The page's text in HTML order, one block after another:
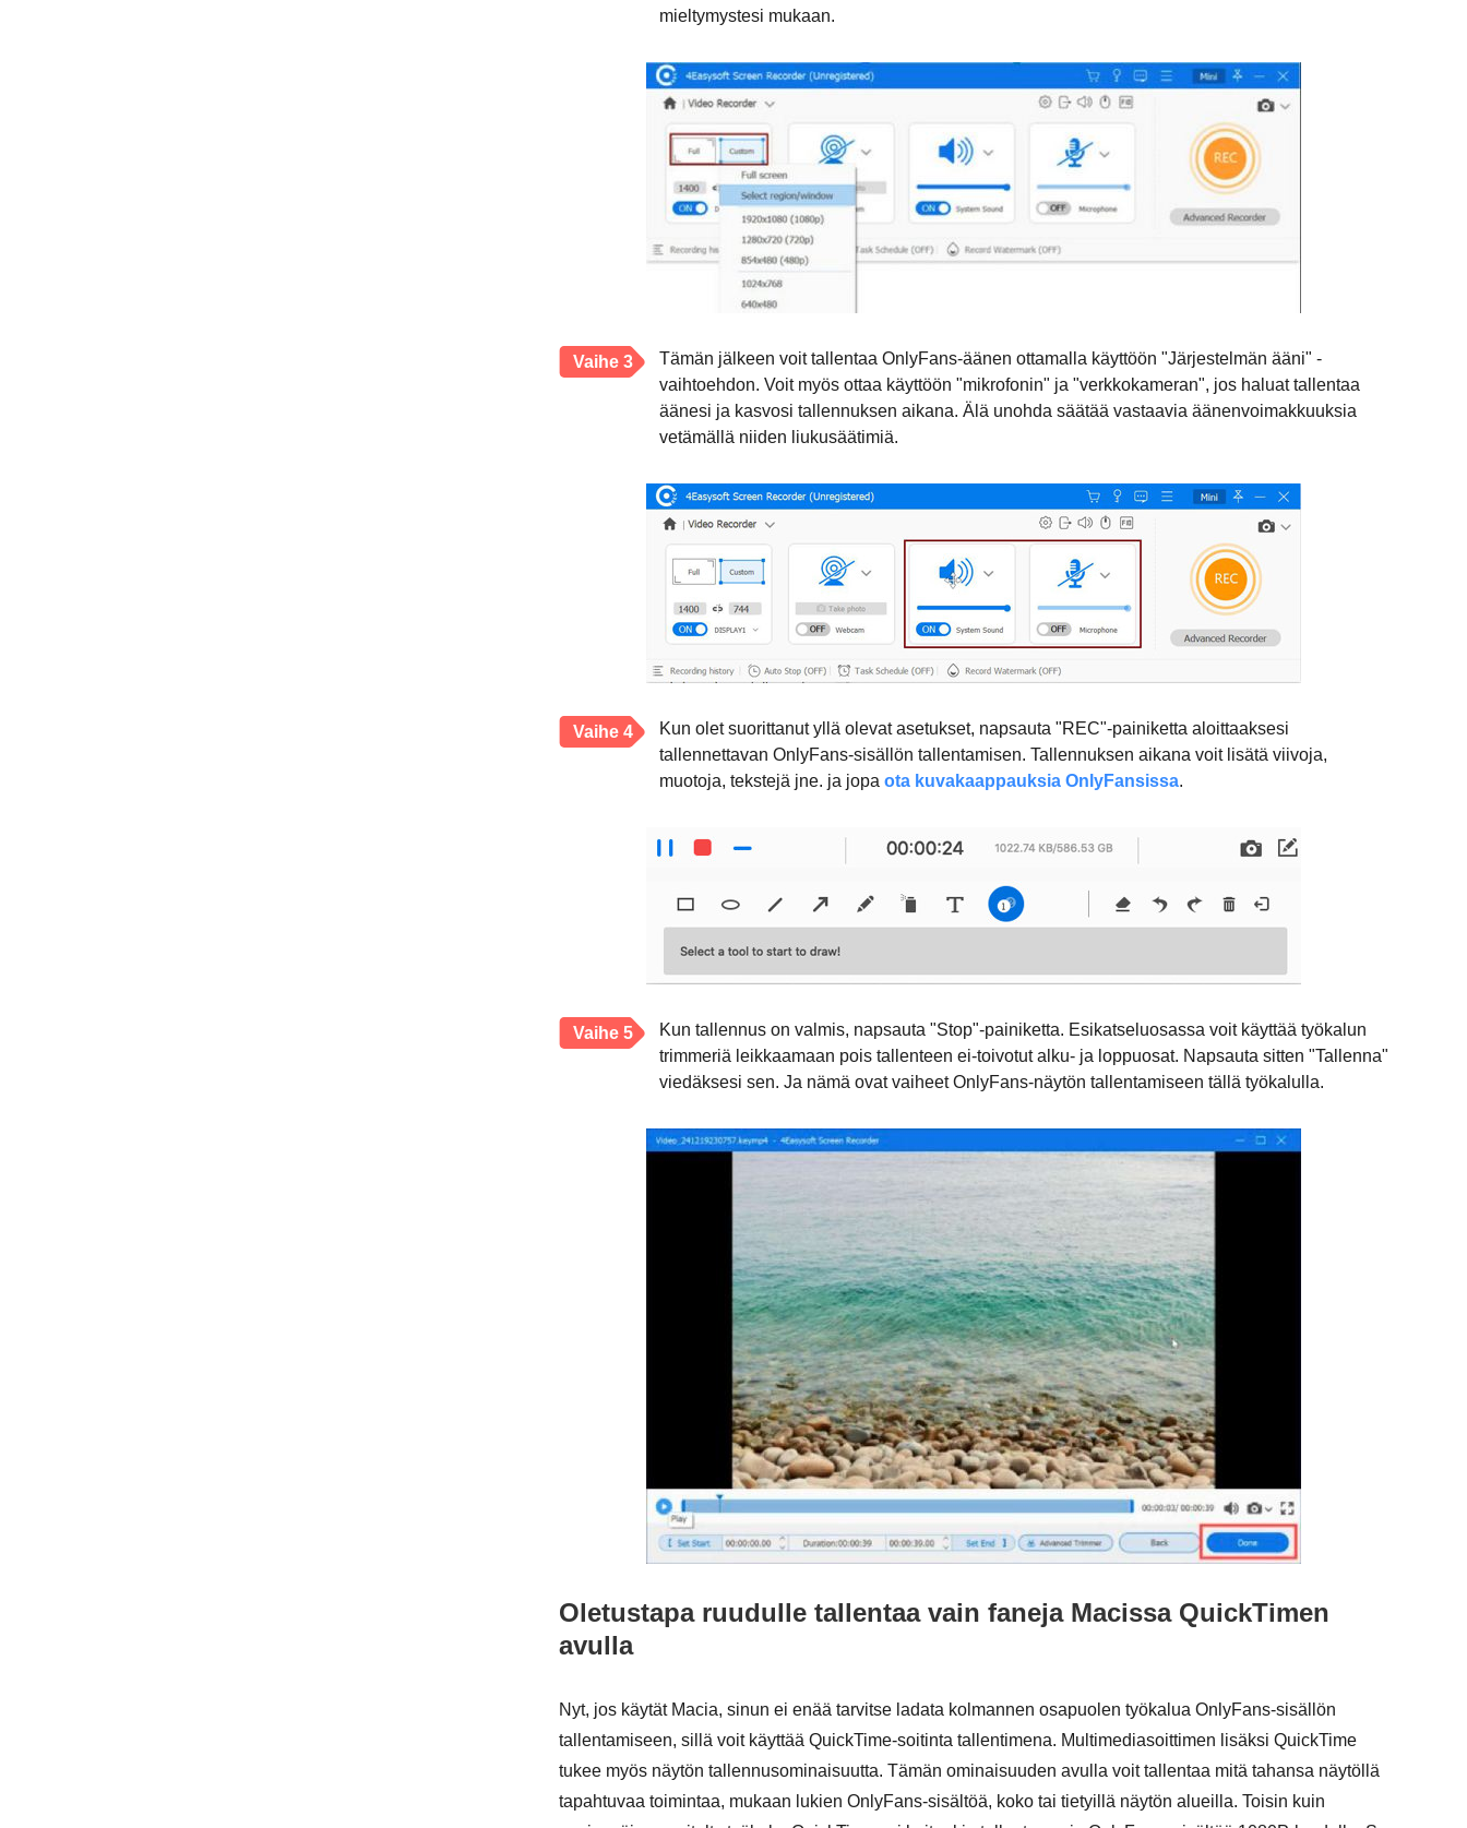
mieltymystesi mukaan.
Vaihe 3
Tämän jälkeen voit tallentaa OnlyFans-äänen ottamalla käyttöön "Järjestelmän ääni" -
vaihtoehdon. Voit myös ottaa käyttöön "mikrofonin" ja "verkkokameran", jos haluat tallentaa
äänesi ja kasvosi tallennuksen aikana. Älä unohda säätää vastaavia äänenvoimakkuuksia
vetämällä niiden liukusäätimiä.
Vaihe 4
Kun olet suorittanut yllä olevat asetukset, napsauta "REC"-painiketta aloittaaksesi
tallennettavan OnlyFans-sisällön tallentamisen. Tallennuksen aikana voit lisätä viivoja,
muotoja, tekstejä jne. ja jopa ota kuvakaappauksia OnlyFansissa.
Vaihe 5
Kun tallennus on valmis, napsauta "Stop"-painiketta. Esikatseluosassa voit käyttää työkalun
trimmeriä leikkaamaan pois tallenteen ei-toivotut alku- ja loppuosat. Napsauta sitten "Tallenna"
viedäksesi sen. Ja nämä ovat vaiheet OnlyFans-näytön tallentamiseen tällä työkalulla.
Oletustapa ruudulle tallentaa vain faneja Macissa QuickTimen
avulla
Nyt, jos käytät Macia, sinun ei enää tarvitse ladata kolmannen osapuolen työkalua OnlyFans-sisällön
tallentamiseen, sillä voit käyttää QuickTime-soitinta tallentimena. Multimediasoittimen lisäksi QuickTime
tukee myös näytön tallennusominaisuutta. Tämän ominaisuuden avulla voit tallentaa mitä tahansa näytöllä
tapahtuvaa toimintaa, mukaan lukien OnlyFans-sisältöä, koko tai tietyillä näytön alueilla. Toisin kuin